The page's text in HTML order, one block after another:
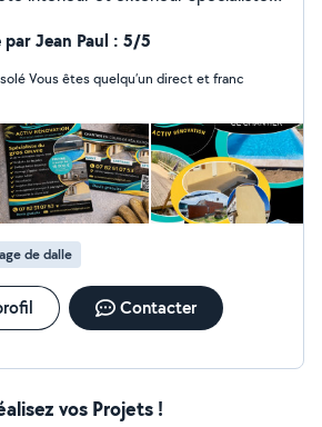
prestation a
Devis Gratuit
SEPT . QUATRE VINGT DEUX .
CINQUANTE TROIS
Jean Paul : 5/5
et franc
de dalle
Contacter
vos Projets !